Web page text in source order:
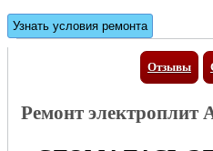
Отзывы
Ремонт электроплит